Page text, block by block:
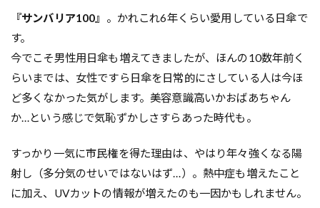
『サンバリア100』 。かれこれ6年くらい愛用している日傘で
す。
今でこそ男性用日傘も増えてきましたが、ほんの10数年前く
らいまでは、女性ですら日傘を日常的にさしている人は今ほ
ど多くなかった気がします。美容意識高いかおばあちゃん
か…という感じで気恥ずかしさすらあった時代も。
すっかり一気に市民権を得た理由は、やはり年々強くなる陽
射し（多分気のせいではないはず…）。熱中症も増えたこと
に加え、UVカットの情報が増えたのも一因かもしれません。